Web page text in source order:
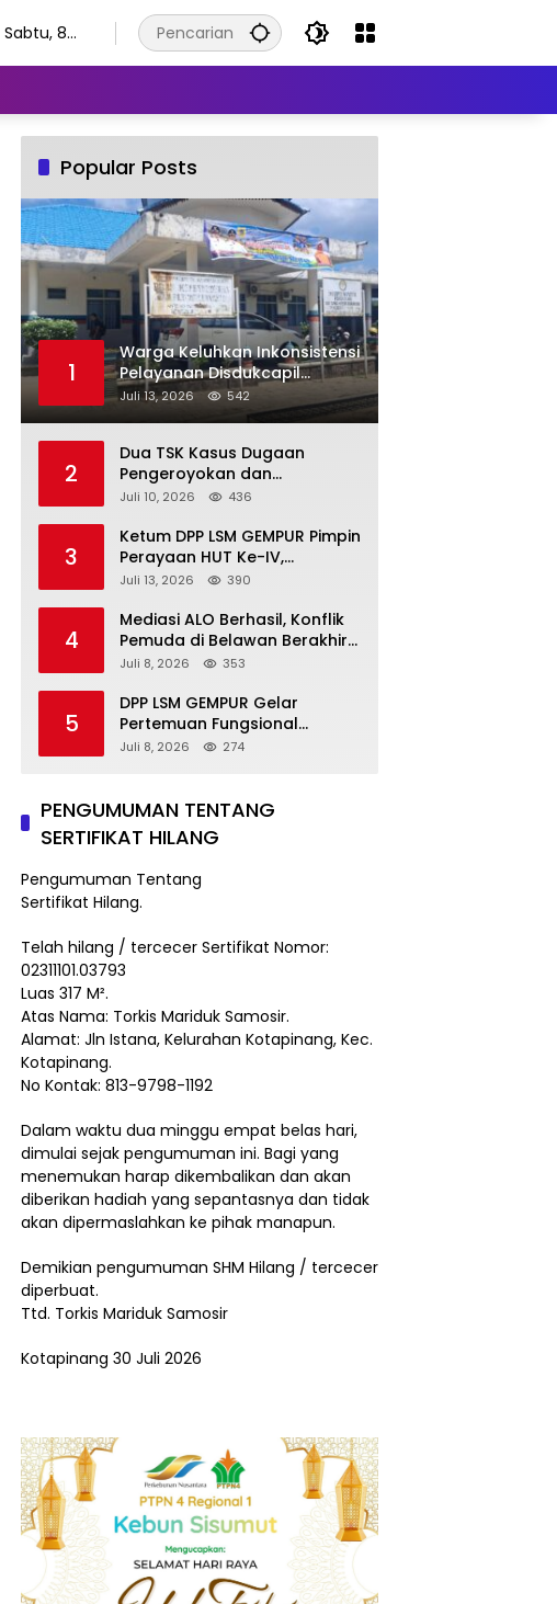
Sabtu, 8
Popular Posts
1
Warga Keluhkan Inkonsistensi
Pelayanan Disdukcapil
Labuhanbatu Selatan dalam
Pengurusan KK Rusak
Juli 13, 2026 542
2
Dua TSK Kasus Dugaan
Pengeroyokan dan
Pengancaman Serahkan Diri,
Tuntaskan Pengamanan Tiga
Tersangka
Juli 10, 2026 436
3
Ketum DPP LSM GEMPUR Pimpin
Perayaan HUT Ke-IV,
Tegaskan Komitmen sebagai
Aspirasi Rakyat
Juli 13, 2026 390
4
Mediasi ALO Berhasil, Konflik
Pemuda di Belawan Berakhir
Damai
Juli 8, 2026 353
5
DPP LSM GEMPUR Gelar
Pertemuan Fungsional
Kepengurusan di Medan
Juli 8, 2026 274
PENGUMUMAN TENTANG
SERTIFIKAT HILANG
Pengumuman Tentang
Sertifikat Hilang.
Telah hilang / tercecer Sertifikat Nomor:
02311101.03793
Luas 317 M².
Atas Nama: Torkis Mariduk Samosir.
Alamat: Jln Istana, Kelurahan Kotapinang, Kec.
Kotapinang.
No Kontak: 813-9798-1192
Dalam waktu dua minggu empat belas hari,
dimulai sejak pengumuman ini. Bagi yang
menemukan harap dikembalikan dan akan
diberikan hadiah yang sepantasnya dan tidak
akan dipermaslahkan ke pihak manapun.
Demikian pengumuman SHM Hilang / tercecer
diperbuat.
Ttd. Torkis Mariduk Samosir
Kotapinang 30 Juli 2026